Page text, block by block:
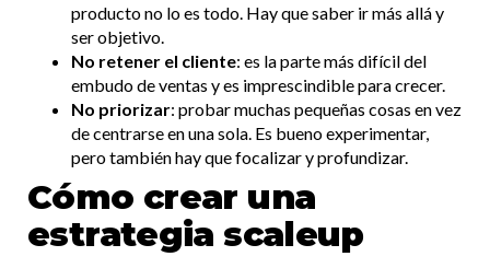
producto no lo es todo. Hay que saber ir más allá y
ser objetivo.
No retener el cliente: es la parte más difícil del
embudo de ventas y es imprescindible para crecer.
No priorizar: probar muchas pequeñas cosas en vez
de centrarse en una sola. Es bueno experimentar,
pero también hay que focalizar y profundizar.
Cómo crear una
estrategia scaleup